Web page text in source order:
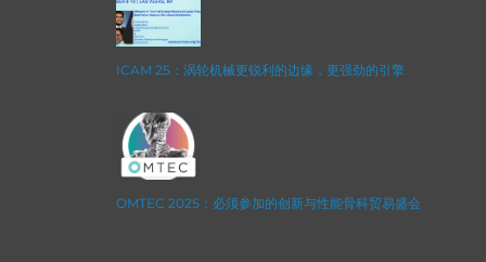
ICAM 25：涡轮机械更锐利的边缘，更强劲的引擎
OMTEC 2025：必须参加的创新与性能骨科贸易盛会